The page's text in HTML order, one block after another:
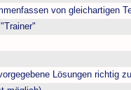
von gleichartigen
Lösungen richtig